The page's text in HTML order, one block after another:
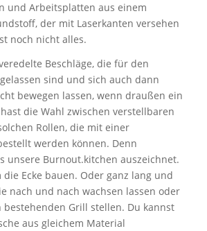
und Arbeitsplatten aus einem
der mit Laserkanten versehen
noch nicht alles.
Beschläge, die für den
sind und sich auch dann
bewegen lassen, wenn draußen ein
die Wahl zwischen verstellbaren
Rollen, die mit einer
werden können. Denn
unsere Burnout.kitchen auszeichnet.
die Ecke bauen. Oder ganz lang und
nach und nach wachsen lassen oder
Grill stellen. Du kannst
aus gleichem Material